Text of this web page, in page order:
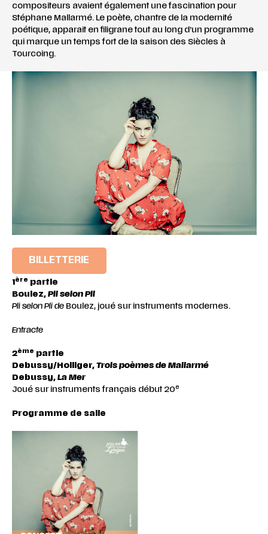
compositeurs avaient également une fascination pour
Stéphane Mallarmé. Le poète, chantre de la modernité
poétique, apparait en filigrane tout au long d’un programme
qui marque un temps fort de la saison des Siècles à
Tourcoing.
BILLETTERIE
1ère partie
Boulez,Pli selon Pli
Pli selon Pli de Boulez, joué sur instruments modernes.
Entracte
2ème partie
Debussy/Holliger,Trois poèmes de Mallarmé
Debussy,La Mer
Joué sur instruments français début 20e
Programme de salle